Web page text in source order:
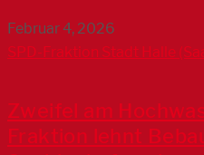
Februar 4, 2026
SPD-Fraktion Stadt Halle
Zweifel am
Fraktion lehnt